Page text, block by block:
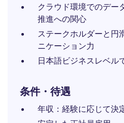
クラウド環境でのデー
推進への関心
ステークホルダーと円
ニケーション力
日本語ビジネスレベル
条件・待遇
年収：経験に応じて決